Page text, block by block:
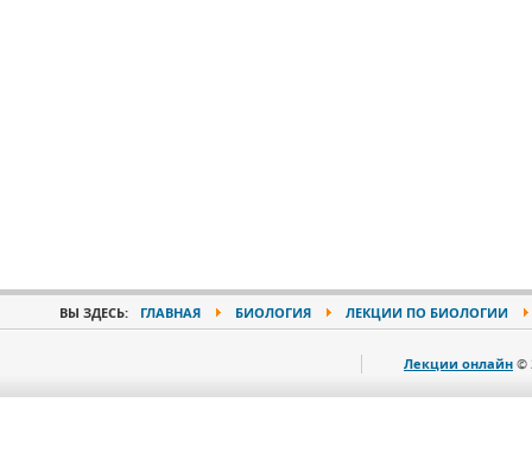
ВЫ ЗДЕСЬ: ГЛАВНАЯ БИОЛОГИЯ ЛЕКЦИИ ПО БИОЛОГИИ
Лекции онлайн ©